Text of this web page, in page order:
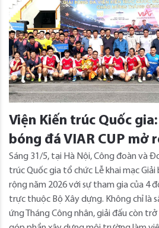
Viện Kiến trúc Quốc
bóng đá VIAR CUP mở
Sáng 31/5, tại Hà Nội, Công đoàn và
trúc Quốc gia tổ chức Lễ khai mạc Giải
rộng năm 2026 với sự tham gia của 4
trực thuộc Bộ Xây dựng. Không chỉ là
ứng Tháng Công nhân, giải đấu còn